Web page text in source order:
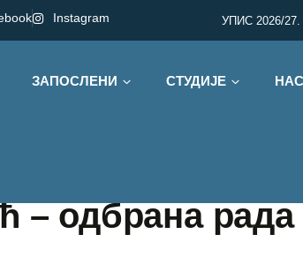
Instagram УПИС 2026/27.
ЗАПОСЛЕНИ СТУДИЈЕ
– одбрана рада